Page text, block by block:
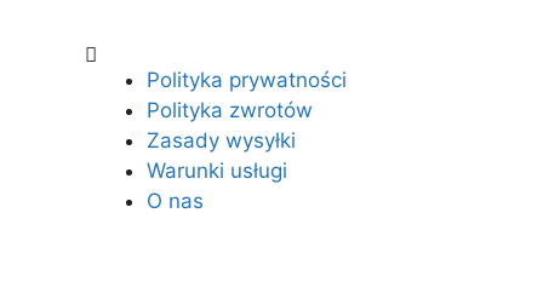
Polityka prywatności
Polityka zwrotów
Zasady wysyłki
Warunki usługi
O nas